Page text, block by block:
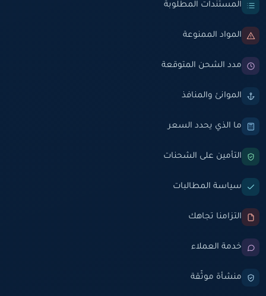
المستندات المطلوبة
المواد الممنوعة
مدد الشحن المتوقعة
الموانئ والمنافذ
ما الذي يحدد السعر
التأمين على الشحنات
سياسة المطالبات
التزامنا تجاهك
خدمة العملاء
منشأة موثّقة